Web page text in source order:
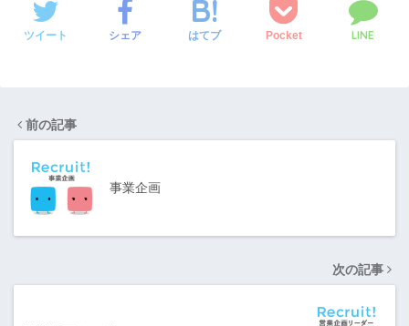
ツイート シェア はてブ Pocket LINE
前の記事
事業企画
次の記事